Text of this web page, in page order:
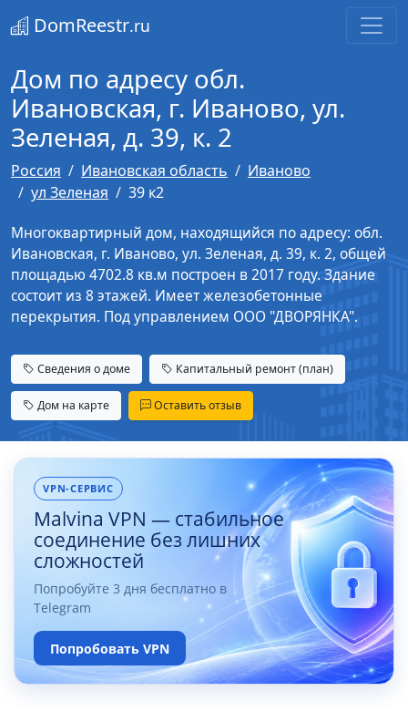
DomReestr.ru
Дом по адресу обл.
Ивановская, г. Иваново, ул.
Зеленая, д. 39, к. 2
Россия Ивановская область
Иваново
ул Зеленая
39 к2
Многоквартирный дом, находящийся по адресу: обл.
Ивановская, г. Иваново, ул. Зеленая, д. 39, к. 2, общей
площадью 4702.8 кв.м построен в 2017 году. Здание
состоит из 8 этажей. Имеет железобетонные
перекрытия. Под управлением ООО "ДВОРЯНКА".
Сведения о доме Капитальный ремонт (план)
Дом на карте Оставить отзыв
VPN-СЕРВИС
Malvina VPN — стабильное
соединение без лишних
сложностей
Попробуйте 3 дня бесплатно в
Telegram
Попробовать VPN